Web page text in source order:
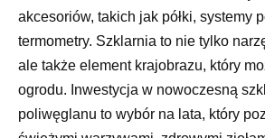
akcesoriów, takich jak półki, systemy
termometry. Szklarnia to nie tylko
ale także element krajobrazu, który
ogrodu. Inwestycja w nowoczesną
poliwęglanu to wybór na lata, który